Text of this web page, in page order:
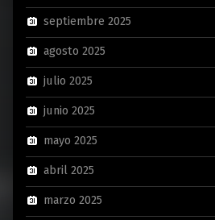
septiembre 2025
agosto 2025
julio 2025
junio 2025
mayo 2025
abril 2025
marzo 2025